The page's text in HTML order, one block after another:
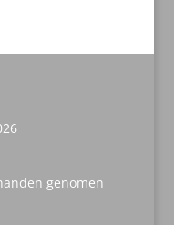
genomen